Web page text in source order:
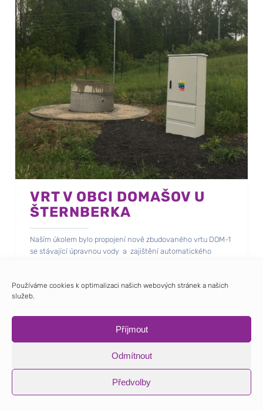
Používáme cookies k optimalizaci našich webových stránek a našich
služeb.
Příjmout
Odmítnout
Předvolby
VRT V OBCI DOMAŠOV U
ŠTERNBERKA
Naším úkolem bylo propojení nově zbudovaného vrtu DOM-1
se stávající úpravnou vody a zajištění automatického
nevyhovujícího rozvaděče úpravny vody.